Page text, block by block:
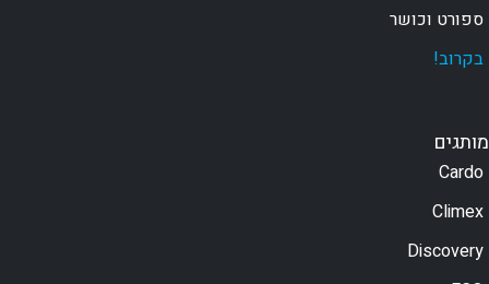
ספורט וכושר
בקרוב!
מותגים
Cardo
Climex
Discovery